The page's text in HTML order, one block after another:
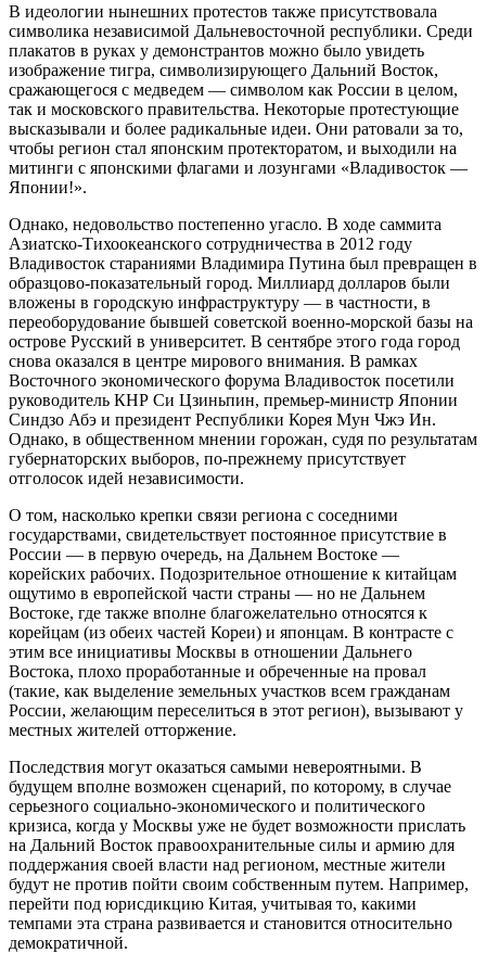
В идеологии нынешних протестов также присутствовала
символика независимой Дальневосточной республики. Среди
плакатов в руках у демонстрантов можно было увидеть
изображение тигра, символизирующего Дальний Восток,
сражающегося с медведем — символом как России в целом,
так и московского правительства. Некоторые протестующие
высказывали и более радикальные идеи. Они ратовали за то,
чтобы регион стал японским протекторатом, и выходили на
митинги с японскими флагами и лозунгами «Владивосток —
Японии!».
Однако, недовольство постепенно угасло. В ходе саммита
Азиатско-Тихоокеанского сотрудничества в 2012 году
Владивосток стараниями Владимира Путина был превращен в
образцово-показательный город. Миллиард долларов были
вложены в городскую инфраструктуру — в частности, в
переоборудование бывшей советской военно-морской базы на
острове Русский в университет. В сентябре этого года город
снова оказался в центре мирового внимания. В рамках
Восточного экономического форума Владивосток посетили
руководитель КНР Си Цзиньпин, премьер-министр Японии
Синдзо Абэ и президент Республики Корея Мун Чжэ Ин.
Однако, в общественном мнении горожан, судя по результатам
губернаторских выборов, по-прежнему присутствует
отголосок идей независимости.
О том, насколько крепки связи региона с соседними
государствами, свидетельствует постоянное присутствие в
России — в первую очередь, на Дальнем Востоке —
корейских рабочих. Подозрительное отношение к китайцам
ощутимо в европейской части страны — но не Дальнем
Востоке, где также вполне благожелательно относятся к
корейцам (из обеих частей Кореи) и японцам. В контрасте с
этим все инициативы Москвы в отношении Дальнего
Востока, плохо проработанные и обреченные на провал
(такие, как выделение земельных участков всем гражданам
России, желающим переселиться в этот регион), вызывают у
местных жителей отторжение.
Последствия могут оказаться самыми невероятными. В
будущем вполне возможен сценарий, по которому, в случае
серьезного социально-экономического и политического
кризиса, когда у Москвы уже не будет возможности прислать
на Дальний Восток правоохранительные силы и армию для
поддержания своей власти над регионом, местные жители
будут не против пойти своим собственным путем. Например,
перейти под юрисдикцию Китая, учитывая то, какими
темпами эта страна развивается и становится относительно
демократичной.